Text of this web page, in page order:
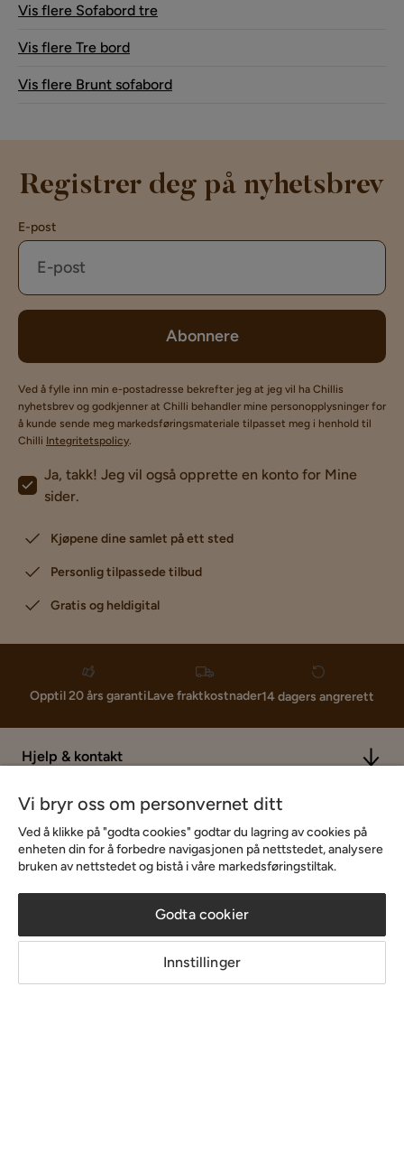
Vis flere Sofabord tre
Vis flere Tre bord
Vis flere Brunt sofabord
Registrer deg på nyhetsbrev
E-post
Abonnere
Ved å fylle inn min e-postadresse bekrefter jeg at jeg vil ha Chillis
nyhetsbrev og godkjenner at Chilli behandler mine personopplysninger for
å kunde sende meg markedsføringsmateriale tilpasset meg i henhold til
Chilli Integritetspolicy.
Ja, takk! Jeg vil også opprette en konto for Mine
sider.
Kjøpene dine samlet på ett sted
Personlig tilpassede tilbud
Gratis og heldigital
Opptil 20 års garantiLave fraktkostnader14 dagers angrerett
Hjelp & kontakt
Sortiment & tilbud
Inspirasjon
Om Chilli
Vi bryr oss om personvernet ditt
Ved å klikke på "godta cookies" godtar du lagring av cookies på
enheten din for å forbedre navigasjonen på nettstedet, analysere
bruken av nettstedet og bistå i våre markedsføringstiltak.
Godta cookier
Innstillinger